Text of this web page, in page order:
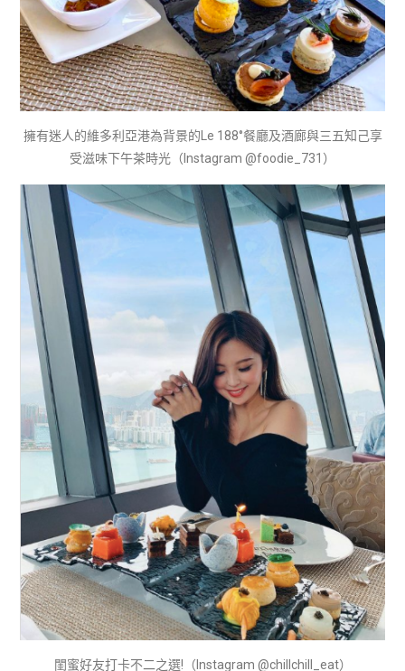
擁有迷人的維多利亞港為背景的Le 188°餐廳及酒廊與三五知己享
受滋味下午茶時光（Instagram @foodie_731）
閨蜜好友打卡不二之選!（Instagram @chillchill_eat）